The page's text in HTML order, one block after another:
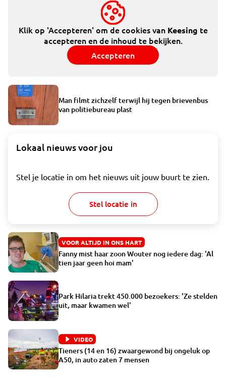
Klik op 'Accepteren' om de cookies van Keesing te
accepteren en de inhoud te bekijken.
Accepteren
Man filmt zichzelf terwijl hij tegen brievenbus
van politiebureau plast
Lokaal nieuws voor jou
Stel je locatie in om het nieuws uit jouw buurt te zien.
Stel locatie in
VOOR ALTIJD IN ONS HART
Fanny mist haar zoon Wouter nog iedere dag: 'Al
tien jaar geen hoi mam'
Park Hilaria trekt 450.000 bezoekers: 'Ze stelden
uit, maar kwamen wel'
VIDEO
Tieners (14 en 16) zwaargewond bij ongeluk op
A50, in auto zaten 7 mensen